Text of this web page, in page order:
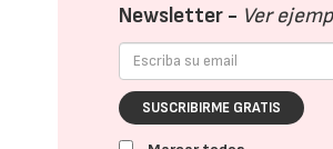
Newsletter - Ver
SUSCRIBIRME GRATIS